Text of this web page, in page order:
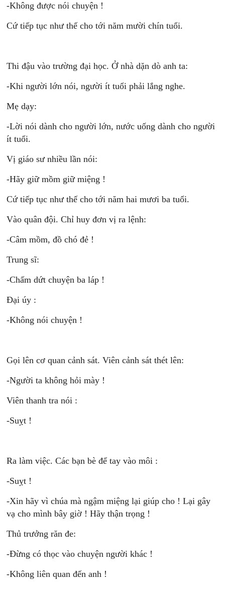
-Không được nói chuyện !
Cứ tiếp tục như thế cho tới năm mười chín tuổi.
Thi đậu vào trường đại học. Ở nhà dặn dò anh ta:
-Khi người lớn nói, người ít tuổi phải lắng nghe.
Mẹ dạy:
-Lời nói dành cho người lớn, nước uống dành cho người
ít tuổi.
Vị giáo sư nhiều lần nói:
-Hãy giữ mồm giữ miệng !
Cứ tiếp tục như thế cho tới năm hai mươi ba tuổi.
Vào quân đội. Chỉ huy đơn vị ra lệnh:
-Câm mồm, đồ chó đẻ !
Trung sĩ:
-Chấm dứt chuyện ba láp !
Đại úy :
-Không nói chuyện !
Gọi lên cơ quan cảnh sát. Viên cảnh sát thét lên:
-Người ta không hỏi mày !
Viên thanh tra nói :
-Suỵt !
Ra làm việc. Các bạn bè để tay vào môi :
-Suỵt !
-Xin hãy vì chúa mà ngậm miệng lại giúp cho ! Lại gây
vạ cho mình bây giờ ! Hãy thận trọng !
Thủ trưởng răn đe:
-Đừng có thọc vào chuyện người khác !
-Không liên quan đến anh !